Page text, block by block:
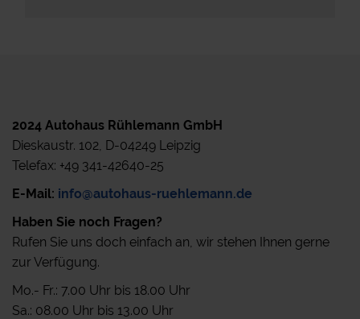
2024 Autohaus Rühlemann GmbH
Dieskaustr. 102, D-04249 Leipzig
Telefax: +49 341-42640-25
E-Mail: info@autohaus-ruehlemann.de
Haben Sie noch Fragen?
Rufen Sie uns doch einfach an, wir stehen Ihnen gerne
zur Verfügung.
Mo.- Fr.: 7.00 Uhr bis 18.00 Uhr
Sa.: 08.00 Uhr bis 13.00 Uhr